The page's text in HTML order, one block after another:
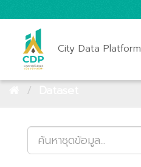
City Data Platform